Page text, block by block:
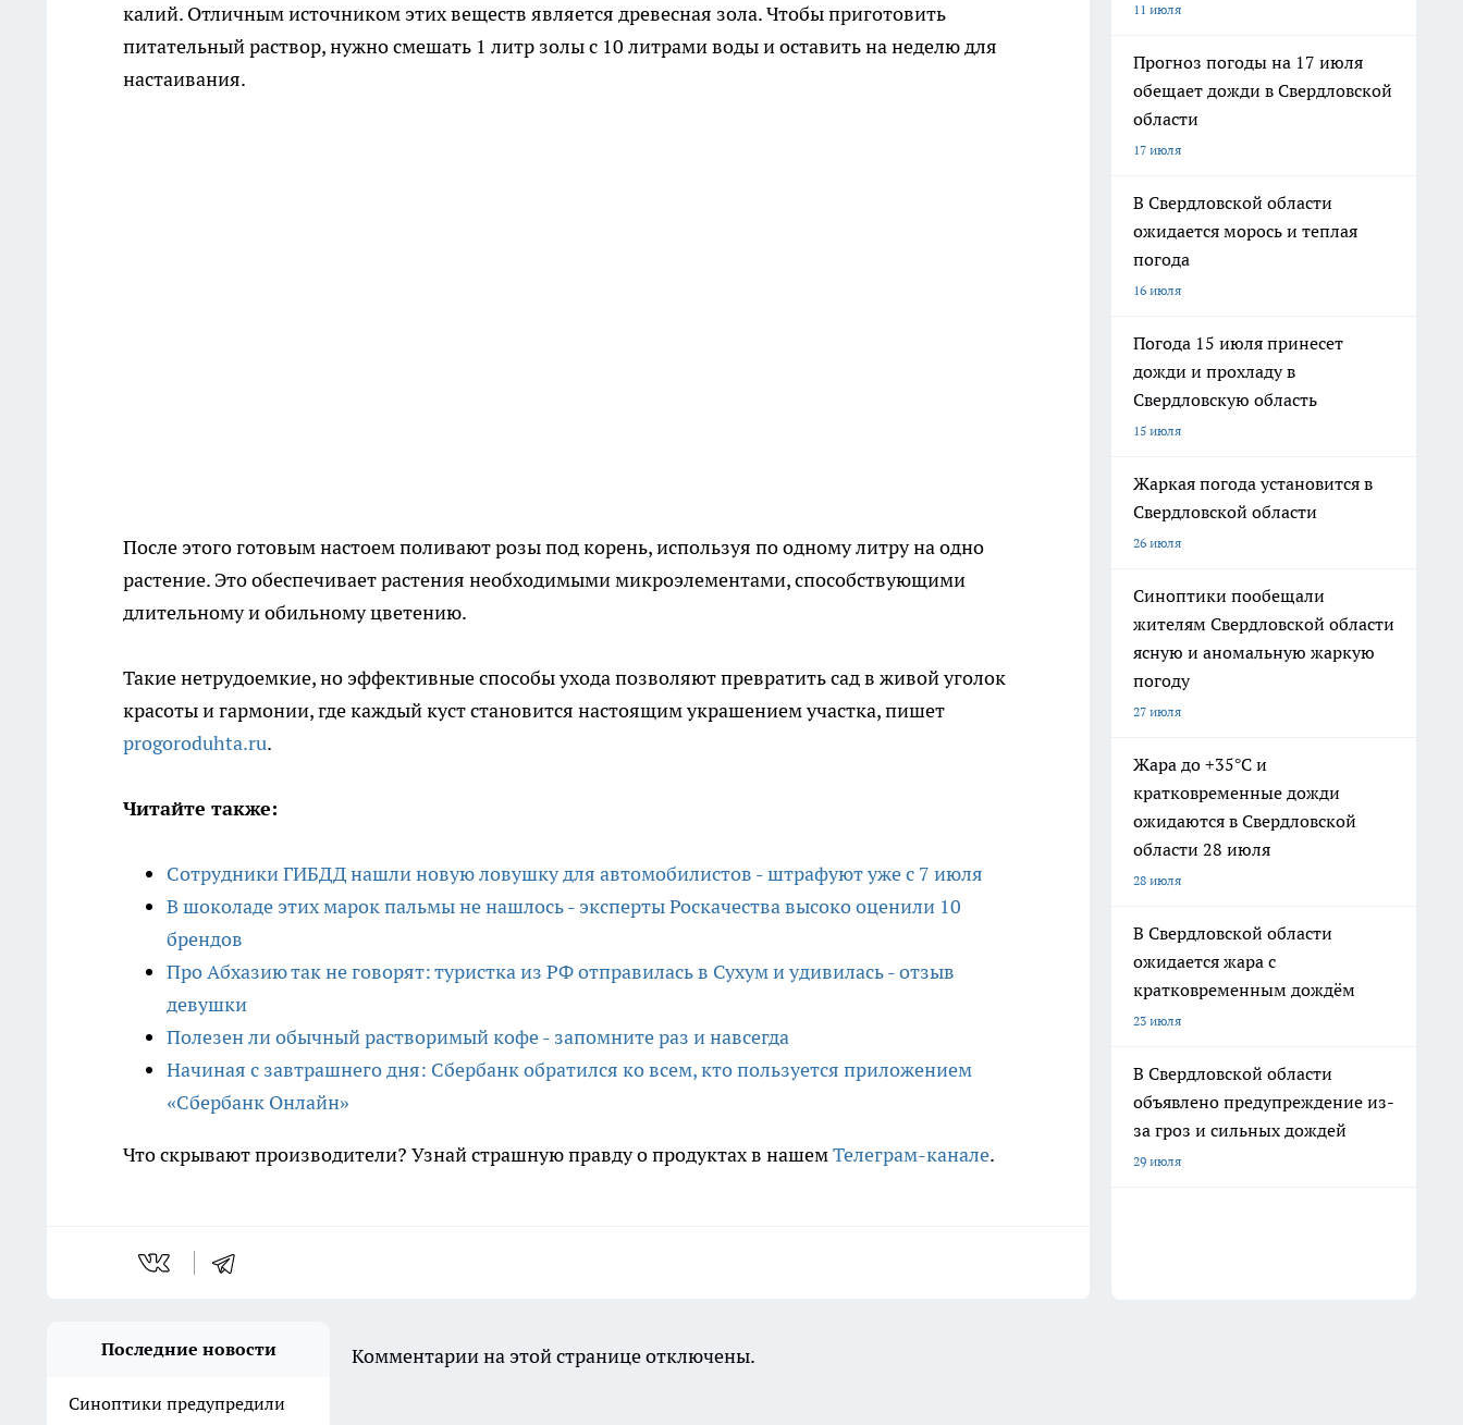
калий. Отличным источником этих веществ является древесная зола. Чтобы приготовить
питательный раствор, нужно смешать 1 литр золы с 10 литрами воды и оставить на неделю для
настаивания.
После этого готовым настоем поливают розы под корень, используя по одному литру на одно
растение. Это обеспечивает растения необходимыми микроэлементами, способствующими
длительному и обильному цветению.
Такие нетрудоемкие, но эффективные способы ухода позволяют превратить сад в живой уголок
красоты и гармонии, где каждый куст становится настоящим украшением участка, пишет
progoroduhta.ru.
Читайте также:
Сотрудники ГИБДД нашли новую ловушку для автомобилистов - штрафуют уже с 7 июля
В шоколаде этих марок пальмы не нашлось - эксперты Роскачества высоко оценили 10
брендов
Про Абхазию так не говорят: туристка из РФ отправилась в Сухум и удивилась - отзыв
девушки
Полезен ли обычный растворимый кофе - запомните раз и навсегда
Начиная с завтрашнего дня: Сбербанк обратился ко всем, кто пользуется приложением
«Сбербанк Онлайн»
Что скрывают производители? Узнай страшную правду о продуктах в нашемТелеграм-канале.
11 июля
Прогноз погоды на 17 июля
обещает дожди в Свердловской
области
17 июля
В Свердловской области
ожидается морось и теплая
погода
16 июля
Погода 15 июля принесет
дожди и прохладу в
Свердловскую область
15 июля
Жаркая погода установится в
Свердловской области
26 июля
Синоптики пообещали
жителям Свердловской области
ясную и аномальную жаркую
погоду
27 июля
Жара до +35°С и
кратковременные дожди
ожидаются в Свердловской
области 28 июля
28 июля
В Свердловской области
ожидается жара с
кратковременным дождём
23 июля
В Свердловской области
объявлено предупреждение из-
за гроз и сильных дождей
29 июля
Последние новости
Синоптики предупредили
Комментарии на этой странице отключены.